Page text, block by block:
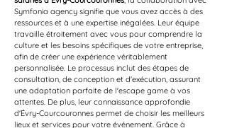
Symfonia agency signifie que vous avez accès à des
ressources et à une expertise inégalées. Leur équipe
travaille étroitement avec vous pour comprendre la
culture et les besoins spécifiques de votre entreprise,
afin de créer une expérience véritablement
personnalisée. Le processus inclut des étapes de
consultation, de conception et d'exécution, assurant
une adaptation parfaite de l'escape game à vos
attentes. De plus, leur connaissance approfondie
d'Évry-Courcouronnes permet de choisir les meilleurs
lieux et services pour votre événement. Grâce à